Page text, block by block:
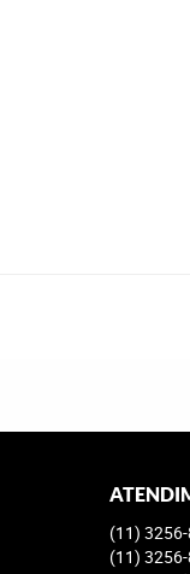
(11)
(11)